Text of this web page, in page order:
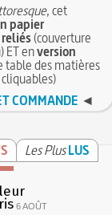
, cet
papier
(couverture
ET enversion
table des matières
COMMANDE ◄
Les Plus LUS
6 AOÛT